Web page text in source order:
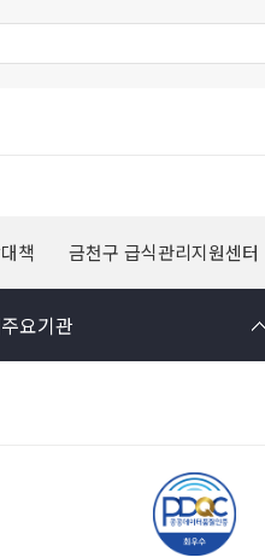
책 금천구 급식관리지원센터
요기관